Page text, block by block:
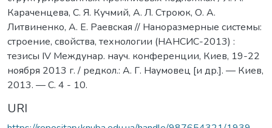
Караченцева, С. Я. Кучмий, А. Л. Строюк, О. А.
Литвиненко, А. Е. Раевская // Наноразмерные системы:
строение, свойства, технологии (НАНСИС-2013) :
тезисы IV Междунар. науч. конференции, Киев, 19-22
ноября 2013 г. / редкол.: А. Г. Наумовец [и др.]. — Киев,
2013. — С. 4 - 10.
URI